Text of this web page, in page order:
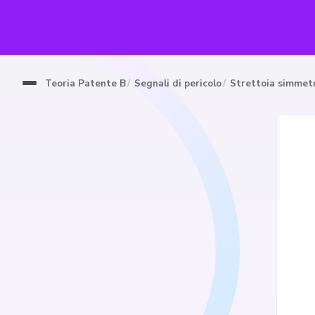
Teoria Patente B Segnali di pericolo Strettoia